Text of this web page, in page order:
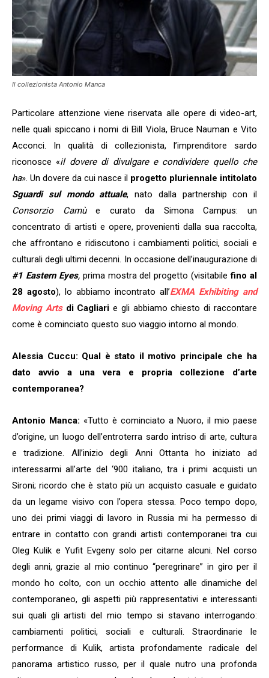
Il collezionista Antonio Manca
Particolare attenzione viene riservata alle opere di video-art,
nelle quali spiccano i nomi di Bill Viola, Bruce Nauman e Vito
Acconci. In qualità di collezionista, l’imprenditore sardo
riconosce «il dovere di divulgare e condividere quello che
ha». Un dovere da cui nasce il progetto pluriennale intitolato
Sguardi sul mondo attuale, nato dalla partnership con il
Consorzio Camùe curato da Simona Campus: un
concentrato di artisti e opere, provenienti dalla sua raccolta,
che affrontano e ridiscutono i cambiamenti politici, sociali e
culturali degli ultimi decenni. In occasione dell’inaugurazione di
#1 Eastern Eyes, prima mostra del progetto (visitabile fino al
28 agosto), lo abbiamo incontrato all’EXMA Exhibiting and
Moving Artsdi Cagliari e gli abbiamo chiesto di raccontare
come è cominciato questo suo viaggio intorno al mondo.
Alessia Cuccu: Qual è stato il motivo principale che ha
dato avvio a una vera e propria collezione d’arte
contemporanea?
Antonio Manca: «Tutto è cominciato a Nuoro, il mio paese
d’origine, un luogo dell’entroterra sardo intriso di arte, cultura
e tradizione. All’inizio degli Anni Ottanta ho iniziato ad
interessarmi all’arte del ‘900 italiano, tra i primi acquisti un
Sironi; ricordo che è stato più un acquisto casuale e guidato
da un legame visivo con l’opera stessa. Poco tempo dopo,
uno dei primi viaggi di lavoro in Russia mi ha permesso di
entrare in contatto con grandi artisti contemporanei tra cui
Oleg Kulik e Yufit Evgeny solo per citarne alcuni. Nel corso
degli anni, grazie al mio continuo “peregrinare” in giro per il
mondo ho colto, con un occhio attento alle dinamiche del
contemporaneo, gli aspetti più rappresentativi e interessanti
sui quali gli artisti del mio tempo si stavano interrogando:
cambiamenti politici, sociali e culturali. Straordinarie le
performance di Kulik, artista profondamente radicale del
panorama artistico russo, per il quale nutro una profonda